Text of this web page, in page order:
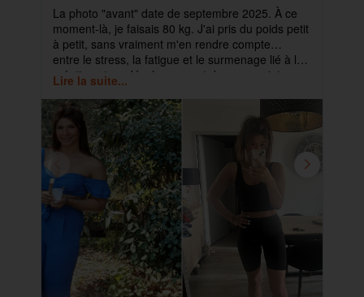
La photo "avant" date de septembre 2025. À ce
moment-là, je faisais 80 kg. J'ai pris du poids petit
à petit, sans vraiment m'en rendre compte…
entre le stress, la fatigue et le surmenage lié à la
création et au développement de mes projets.
Lire la suite...